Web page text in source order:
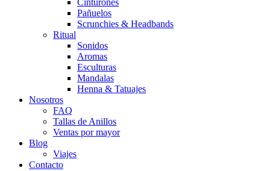
Cinturones
Pañuelos
Scrunchies & Headbands
Ritual
Sonidos
Aromas
Esculturas
Mandalas
Henna & Tatuajes
Nosotros
FAQ
Tallas de Anillos
Ventas por mayor
Blog
Viajes
Contacto